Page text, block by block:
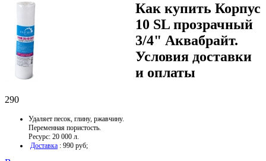
290
Удаляет песок, глину, ржавчину.
Переменная пористость.
Ресурс: 20 000 л.
Доставка : 990 руб;
Как купить Корпус
10 SL прозрачный
3/4" Аквабрайт.
Условия доставки
и оплаты